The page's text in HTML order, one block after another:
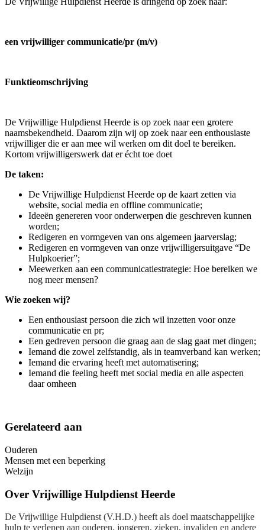
een vrijwilliger communicatie/pr (m/v)
Funktieomschrijving
De Vrijwillige Hulpdienst Heerde is op zoek naar een grotere
naamsbekendheid. Daarom zijn wij op zoek naar een enthousiaste
vrijwilliger die er aan mee wil werken om dit doel te bereiken.
Kortom vrijwilligerswerk dat er écht toe doet
De taken:
De Vrijwillige Hulpdienst Heerde op de kaart zetten via
website, social media en offline communicatie;
Ideeën genereren voor onderwerpen die geschreven kunnen
worden;
Redigeren en vormgeven van ons algemeen jaarverslag;
Redigeren en vormgeven van onze vrijwilligersuitgave “De
Hulpkoerier”;
Meewerken aan een communicatiestrategie: Hoe bereiken we
nog meer mensen?
Wie zoeken wij?
Een enthousiast persoon die zich wil inzetten voor onze
communicatie en pr;
Een gedreven persoon die graag aan de slag gaat met dingen;
Iemand die zowel zelfstandig, als in teamverband kan werken;
Iemand die ervaring heeft met automatisering;
Iemand die feeling heeft met social media en alle aspecten
daar omheen
Gerelateerd aan
Ouderen
Mensen met een beperking
Welzijn
Over Vrijwillige Hulpdienst Heerde
De Vrijwillige Hulpdienst (V.H.D.) heeft als doel maatschappelijke
hulp te verlenen aan ouderen, jongeren, zieken, invaliden en andere